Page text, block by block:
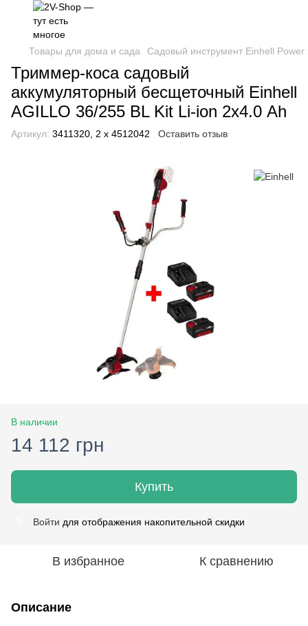
Товары для дома и сада Садовый инструмент Einhell Power
Триммер-коса садовый
аккумуляторный бесщеточный Einhell
AGILLO 36/255 BL Kit Li-ion 2х4.0 Ah
Артикул: 3411320, 2 х 4512042 Оставить отзыв
В наличии
14 112 грн
Купить
Войти для отображения накопительной скидки
В избранное К сравнению
Описание